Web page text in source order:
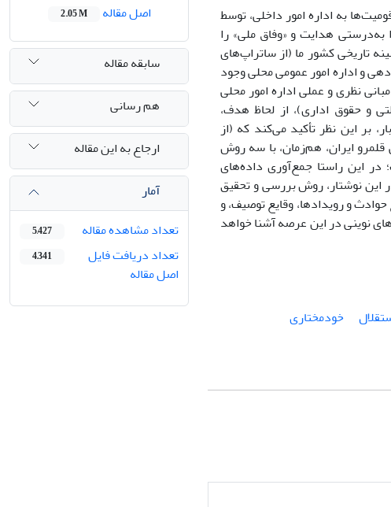
به اداره امور داخلی، توسط
هدایت و «وفاق ملی» را
تاریخی کشور ما (از ساتراپ‌های
و اداره امور عمومی محلی وجود
نظری و عملی اداره امور محلی
و حقوق اداری)، از لحاظ هدف،
بر این نظر تأکید می‌کند که (از
ایران، هم‌زمان، با سه روش
در این راستا جمع‌آوری داده‌های
این نوشتار‌‍، روش بررسی و تحقیق
و رویدادها، وقایع توصیف، و
نوینی در این عرصه آشنا خواهد
خودمختاری
اصل مقاله
2.05 M
سابقه مقاله
هم رسانی
ارجاع به این مقاله
آمار
تعداد مشاهده مقاله
5,427
تعداد دریافت فایل
اصل مقاله
4,341